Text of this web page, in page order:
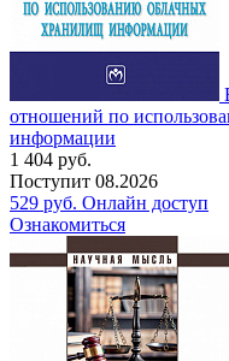
отношений по
информации
1 404 руб.
Поступит 08.2026
529 руб. Онлайн доступ
Ознакомиться